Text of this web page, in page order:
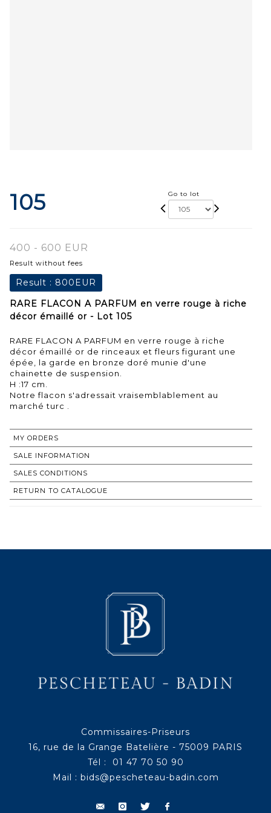
105 Go to lot
400 - 600 EUR
Result without fees
Result : 800EUR
RARE FLACON A PARFUM en verre rouge à riche
décor émaillé or - Lot 105
RARE FLACON A PARFUM en verre rouge à riche
décor émaillé or de rinceaux et fleurs figurant une
épée, la garde en bronze doré munie d'une
chainette de suspension.
H :17 cm.
Notre flacon s'adressait vraisemblablement au
marché turc .
MY ORDERS
SALE INFORMATION
SALES CONDITIONS
RETURN TO CATALOGUE
Commissaires-Priseurs
16, rue de la Grange Batelière - 75009 PARIS
Tél : 01 47 70 50 90
Mail : bids@pescheteau-badin.com